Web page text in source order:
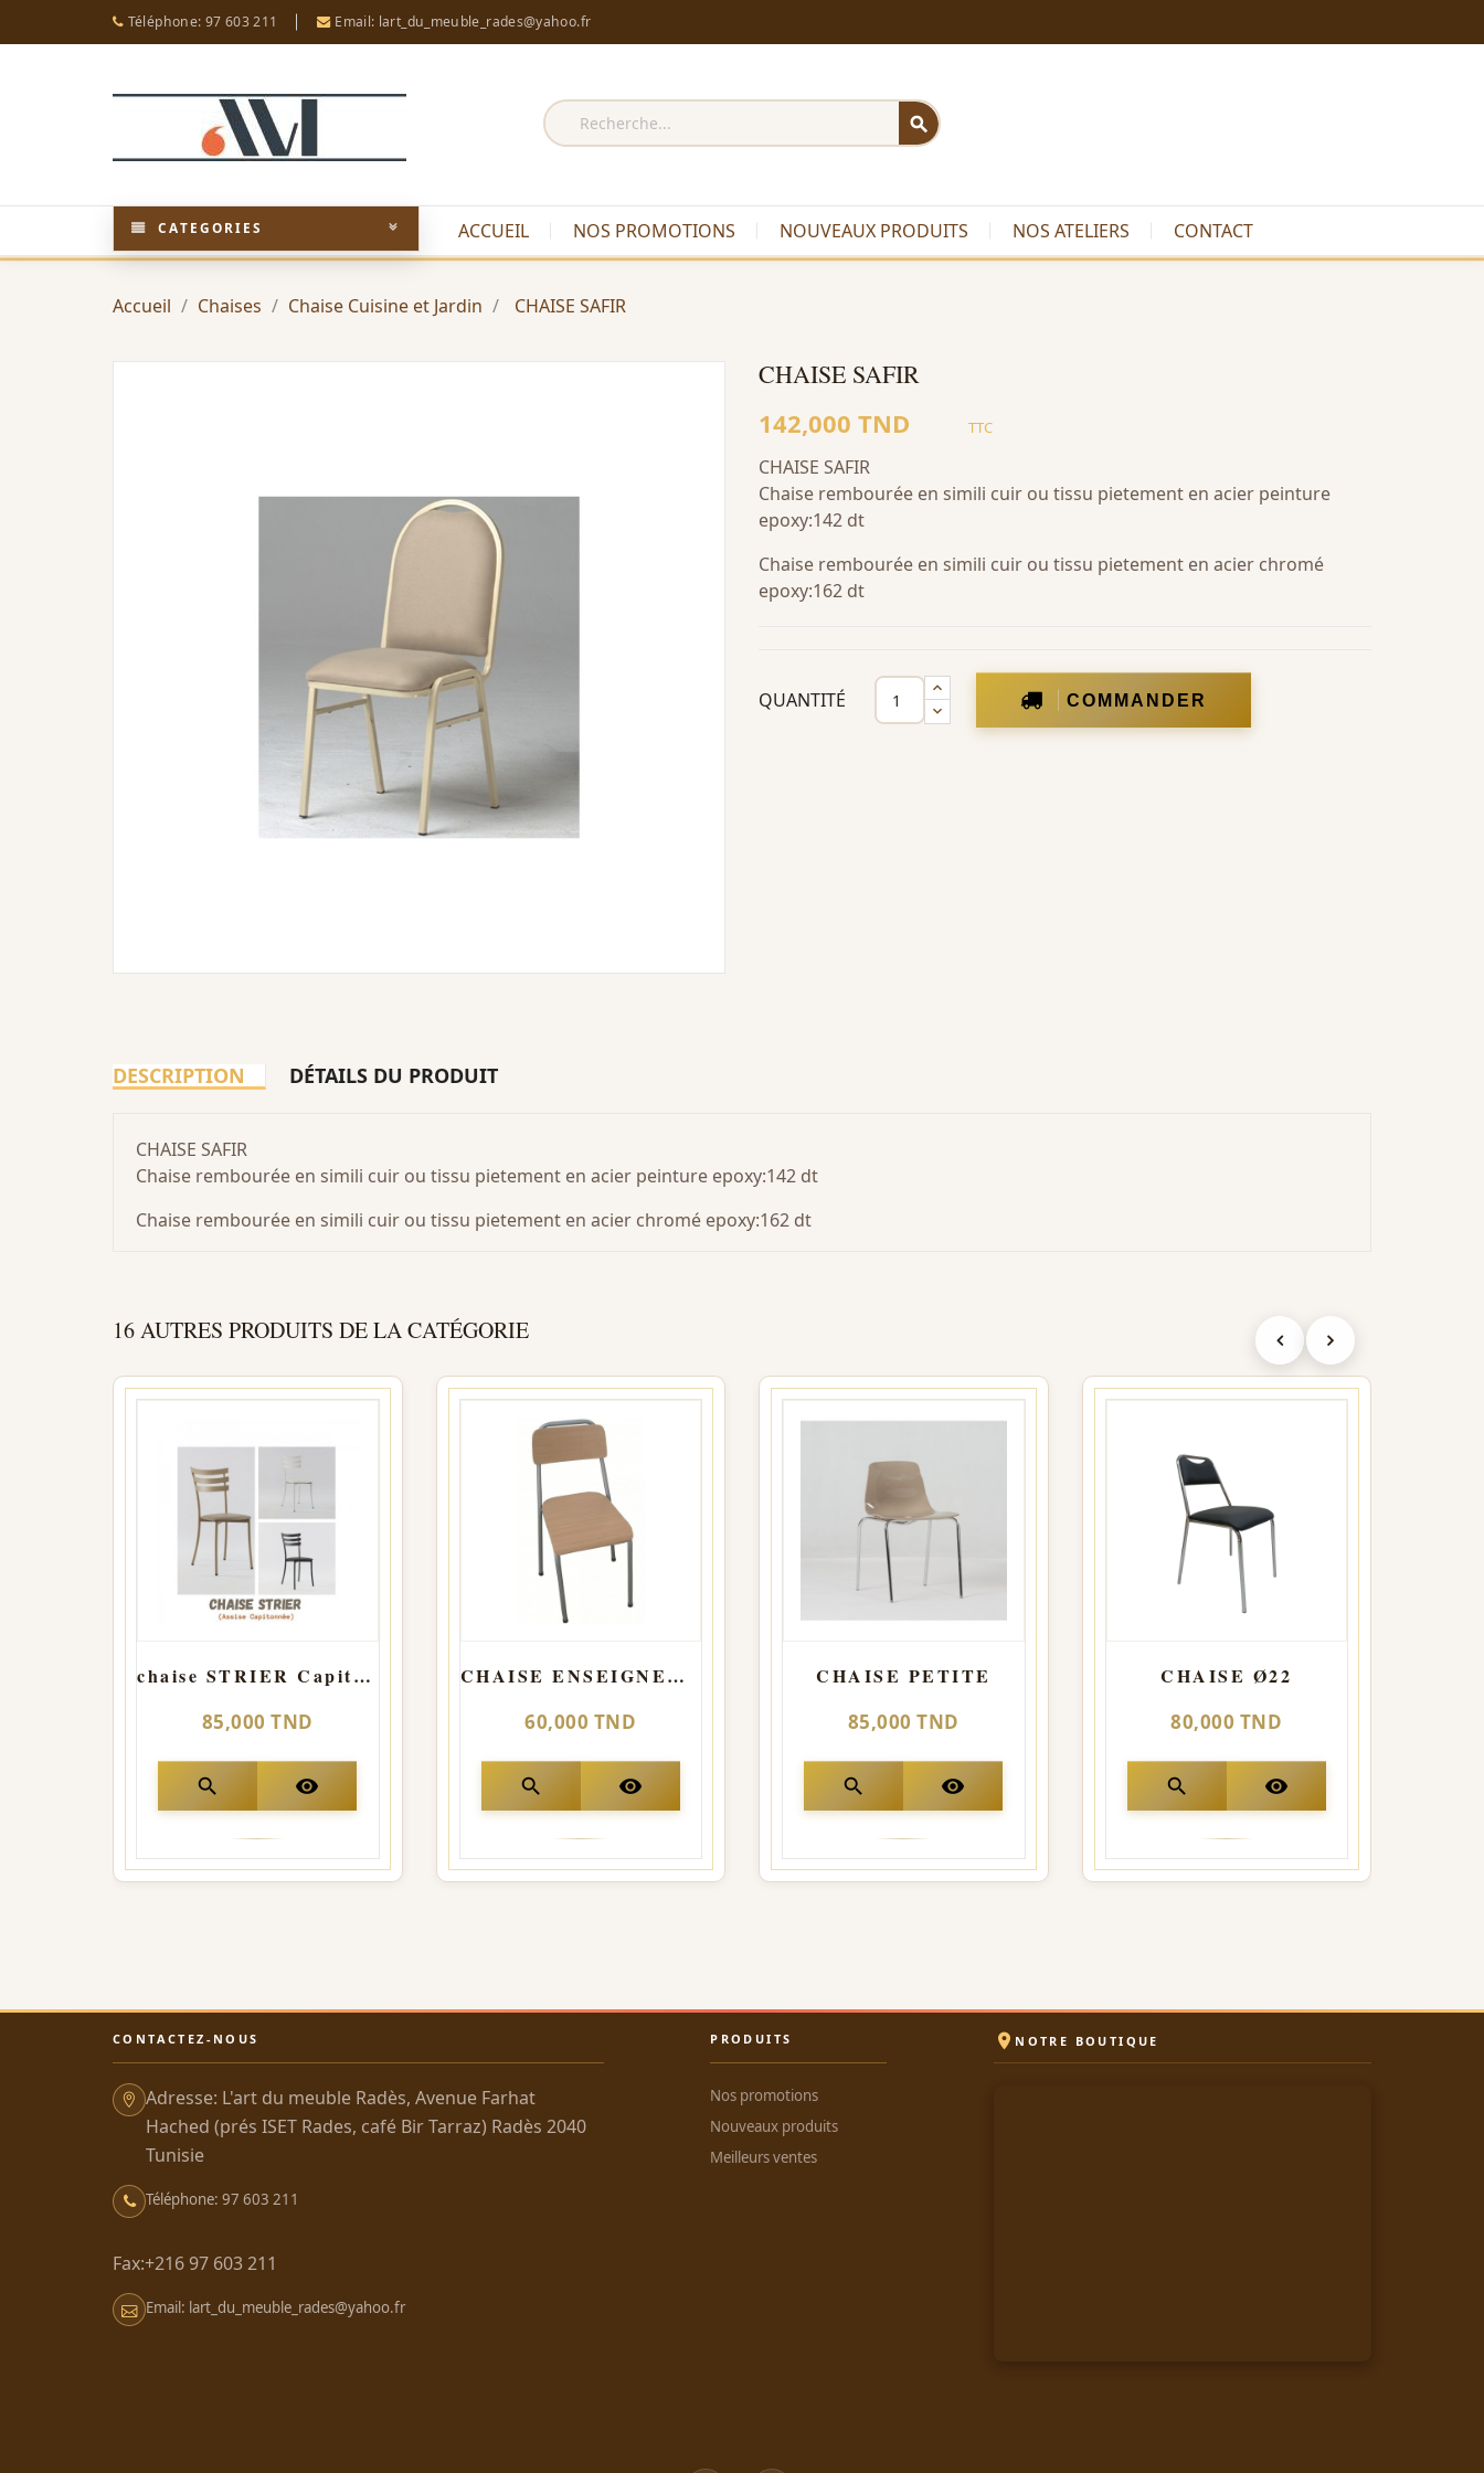
Téléphone: 97 603 211 Email: lart_du_meuble_rades@yahoo.fr
search
CATEGORIES ACCUEIL NOS PROMOTIONS NOUVEAUX PRODUITS NOS ATELIERS CONTACT
Accueil Chaises Chaise Cuisine et Jardin CHAISE SAFIR
CHAISE SAFIR
142,000 TND TTC
CHAISE SAFIR
Chaise rembourée en simili cuir ou tissu pietement en acier peinture
epoxy:142 dt
Chaise rembourée en simili cuir ou tissu pietement en acier chromé
epoxy:162 dt
QUANTITÉ COMMANDER
DESCRIPTION DÉTAILS DU PRODUIT
CHAISE SAFIR
Chaise rembourée en simili cuir ou tissu pietement en acier peinture epoxy:142 dt
Chaise rembourée en simili cuir ou tissu pietement en acier chromé epoxy:162 dt
16 AUTRES PRODUITS DE LA CATÉGORIE
chaise STRIER Capitonner
85,000 TND
search visibility
CHAISE ENSEIGNEMENT
60,000 TND
search visibility
CHAISE PETITE
85,000 TND
search visibility
CHAISE Ø22
80,000 TND
search visibility
CONTACTEZ-NOUS
Adresse: L'art du meuble Radès, Avenue Farhat
Hached (prés ISET Rades, café Bir Tarraz) Radès 2040
Tunisie
Téléphone: 97 603 211
Fax:+216 97 603 211
Email: lart_du_meuble_rades@yahoo.fr
PRODUITS
Nos promotions
Nouveaux produits
Meilleurs ventes
 NOTRE BOUTIQUE